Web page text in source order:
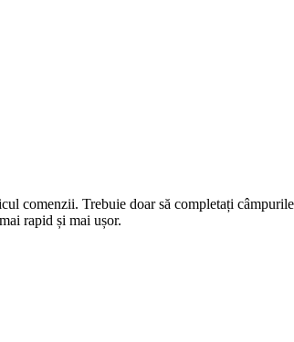
comenzii. Trebuie doar să completați
rapid și mai ușor.